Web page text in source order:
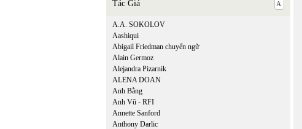
Tác Giả
A.A. SOKOLOV
Aashiqui
Abigail Friedman chuyển ngữ
Alain Germoz
Alejandra Pizarnik
ALENA DOAN
Anh Bằng
Anh Vũ - RFI
Annette Sanford
Anthony Darlic